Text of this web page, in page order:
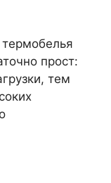
прост:
тем